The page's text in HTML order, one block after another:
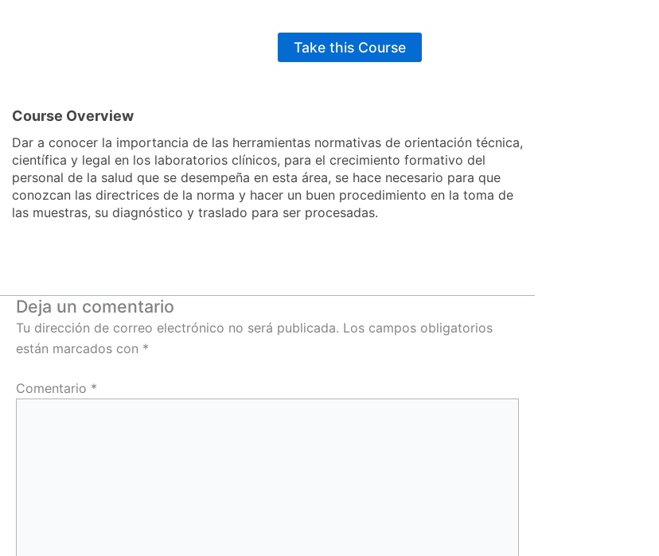
Take this Course
Course Overview
Dar a conocer la importancia de las herramientas normativas de orientación técnica,
científica y legal en los laboratorios clínicos, para el crecimiento formativo del
personal de la salud que se desempeña en esta área, se hace necesario para que
conozcan las directrices de la norma y hacer un buen procedimiento en la toma de
las muestras, su diagnóstico y traslado para ser procesadas.
Deja un comentario
Tu dirección de correo electrónico no será publicada. Los campos obligatorios
están marcados con *
Comentario *